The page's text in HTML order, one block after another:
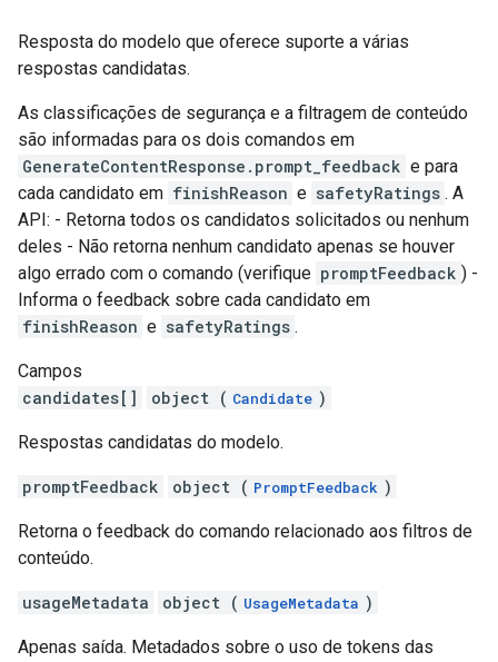
Resposta do modelo que oferece suporte a várias
respostas candidatas.
As classificações de segurança e a filtragem de conteúdo
são informadas para os dois comandos em
GenerateContentResponse.prompt_feedback e para
cada candidato em finishReason e safetyRatings . A
API: - Retorna todos os candidatos solicitados ou nenhum
deles - Não retorna nenhum candidato apenas se houver
algo errado com o comando (verifique promptFeedback ) -
Informa o feedback sobre cada candidato em
finishReason e safetyRatings .
Campos
candidates[]
object ( Candidate )
Respostas candidatas do modelo.
promptFeedback object ( PromptFeedback )
Retorna o feedback do comando relacionado aos filtros de
conteúdo.
usageMetadata object ( UsageMetadata )
Apenas saída. Metadados sobre o uso de tokens das